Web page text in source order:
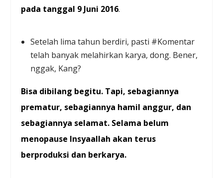
pada tanggal 9 Juni 2016.
Setelah lima tahun berdiri, pasti #Komentar
telah banyak melahirkan karya, dong. Bener,
nggak, Kang?
Bisa dibilang begitu. Tapi, sebagiannya
prematur, sebagiannya hamil anggur, dan
sebagiannya selamat. Selama belum
menopause Insyaallah akan terus
berproduksi dan berkarya.